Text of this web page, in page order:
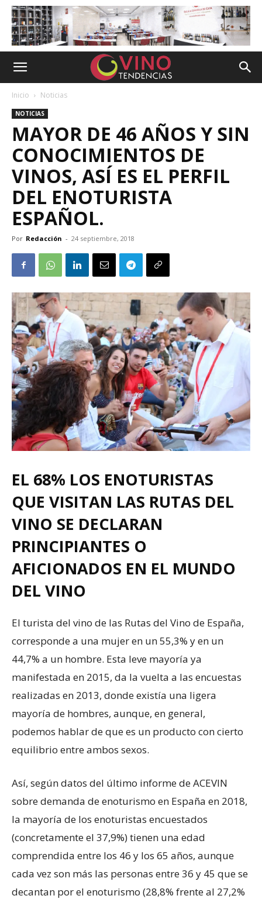
Inicio Noticias
NOTICIAS
MAYOR DE 46 AÑOS Y SIN
CONOCIMIENTOS DE
VINOS, ASÍ ES EL PERFIL
DEL ENOTURISTA
ESPAÑOL.
Por Redacción - 24 septiembre, 2018
EL 68% LOS ENOTURISTAS
QUE VISITAN LAS RUTAS DEL
VINO SE DECLARAN
PRINCIPIANTES O
AFICIONADOS EN EL MUNDO
DEL VINO
El turista del vino de las Rutas del Vino de España,
corresponde a una mujer en un 55,3% y en un
44,7% a un hombre. Esta leve mayoría ya
manifestada en 2015, da la vuelta a las encuestas
realizadas en 2013, donde existía una ligera
mayoría de hombres, aunque, en general,
podemos hablar de que es un producto con cierto
equilibrio entre ambos sexos.
Así, según datos del último informe de ACEVIN
sobre demanda de enoturismo en España en 2018,
la mayoría de los enoturistas encuestados
(concretamente el 37,9%) tienen una edad
comprendida entre los 46 y los 65 años, aunque
cada vez son más las personas entre 36 y 45 que se
decantan por el enoturismo (28,8% frente al 27,2%